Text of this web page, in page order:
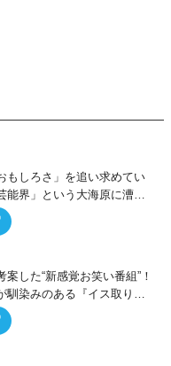
もしろさ」を追い求めてい
能界」という大海原に漕ぎ
モシロ人間を発掘する！
した“新感覚お笑い番組”！
馴染みのある『イス取りゲ
、大喜利・ギャグ・モノボ
お題で芸人がショートネ